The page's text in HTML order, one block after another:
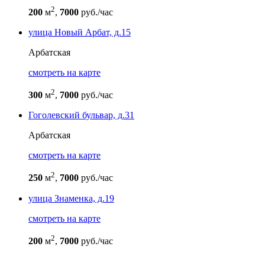
200 м2, 7000 руб./час
улица Новый Арбат, д.15
Арбатская
cмотреть на карте
300 м2, 7000 руб./час
Гоголевский бульвар, д.31
Арбатская
cмотреть на карте
250 м2, 7000 руб./час
улица Знаменка, д.19
cмотреть на карте
200 м2, 7000 руб./час